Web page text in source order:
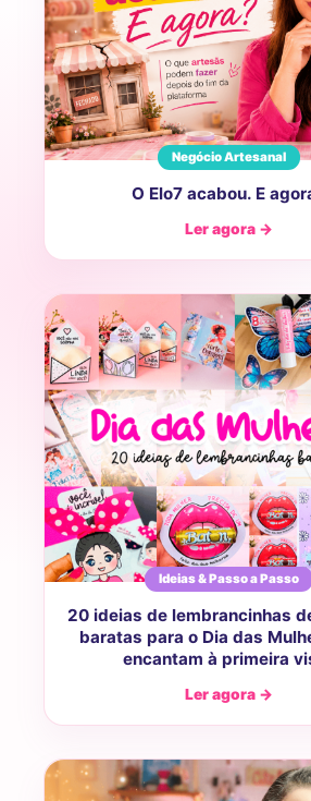
Negócio Artesanal
O Elo7 acabou. E
Ler agora →
Ideias & Passo a Passo
20 ideias de lembrancinhas
baratas para o Dia das
encantam à primeira
Ler agora →